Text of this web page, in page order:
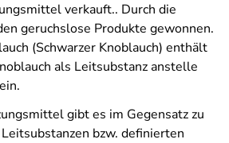
verkauft.. Durch die
geruchslose Produkte gewonnen.
(Schwarzer Knoblauch) enthält
als Leitsubstanz anstelle
gibt es im Gegensatz zu
bzw. definierten